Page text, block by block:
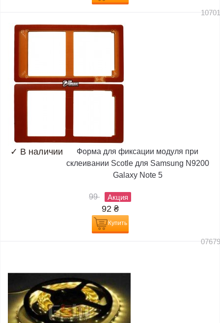
✓ В наличии
Форма для фиксации модуля при
склеивании Scotle для Samsung N9200
Galaxy Note 5
99 Акция
92 ₴
Купить